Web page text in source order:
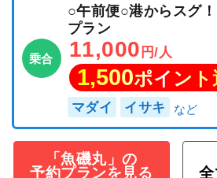
乗合
○午前便○港からスグ
プラン
11,000 円/人
1,500ポイント
マダイ イサキ
「魚磯丸」の
予約プランを見る